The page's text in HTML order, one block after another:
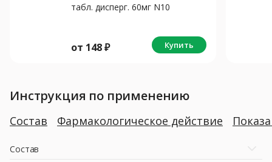
табл. дисперг. 60мг N10
от 148₽ Купить
Инструкция по применению
Состав Фармакологическое действие
Состав